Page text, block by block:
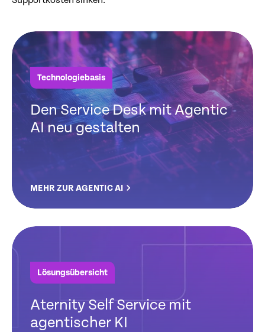
Technologiebasis
Den Service Desk mit Agentic
AI neu gestalten
MEHR ZUR AGENTIC AI
Lösungsübersicht
Aternity Self Service mit
agentischer KI